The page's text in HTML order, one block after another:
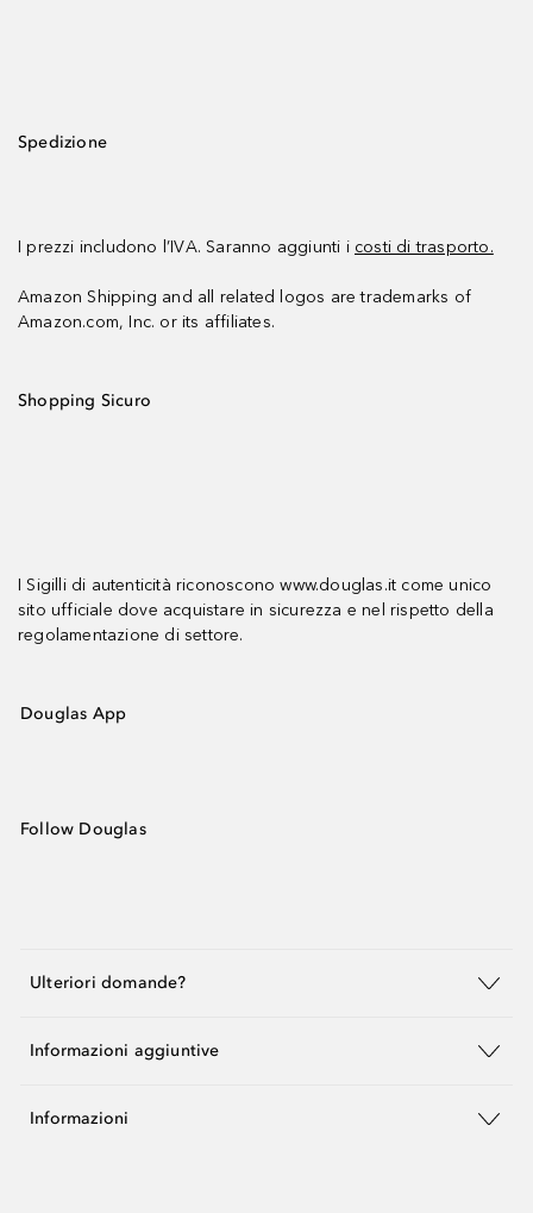
Spedizione
I prezzi includono l’IVA. Saranno aggiunti i costi di trasporto.
Amazon Shipping and all related logos are trademarks of
Amazon.com, Inc. or its affiliates.
Shopping Sicuro
I Sigilli di autenticità riconoscono www.douglas.it come unico
sito ufficiale dove acquistare in sicurezza e nel rispetto della
regolamentazione di settore.
Douglas App
Follow Douglas
Ulteriori domande?
Informazioni aggiuntive
Informazioni